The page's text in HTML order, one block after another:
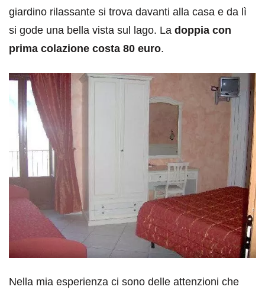
giardino rilassante si trova davanti alla casa e da lì
si gode una bella vista sul lago. La doppia con
prima colazione costa 80 euro.
Nella mia esperienza ci sono delle attenzioni che